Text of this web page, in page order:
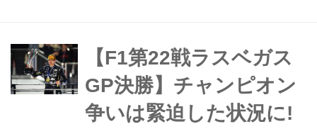
はマクラーレンのオスカー・ピアスト
リ、3位にはウイリアムズのカルロ
ス・サインツが入った。15番グ...
【F1第22戦ラスベガス
GP決勝】チャンピオン
争いは緊迫した状況に!